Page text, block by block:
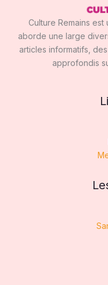
Culture Remains est
aborde une large
articles informatifs,
approfondis